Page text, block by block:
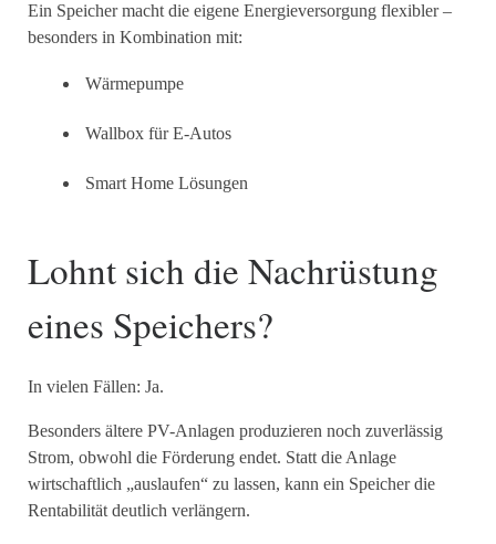
Ein Speicher macht die eigene Energieversorgung flexibler –
besonders in Kombination mit:
Wärmepumpe
Wallbox für E-Autos
Smart Home Lösungen
Lohnt sich die Nachrüstung
eines Speichers?
In vielen Fällen: Ja.
Besonders ältere PV-Anlagen produzieren noch zuverlässig
Strom, obwohl die Förderung endet. Statt die Anlage
wirtschaftlich „auslaufen“ zu lassen, kann ein Speicher die
Rentabilität deutlich verlängern.